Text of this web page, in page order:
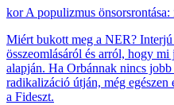
A populizmus
Miért bukott meg a NER?
összeomlásáról és arról, hogy
alapján. Ha Orbánnak nincs
radikalizáció útján, még
a Fideszt.